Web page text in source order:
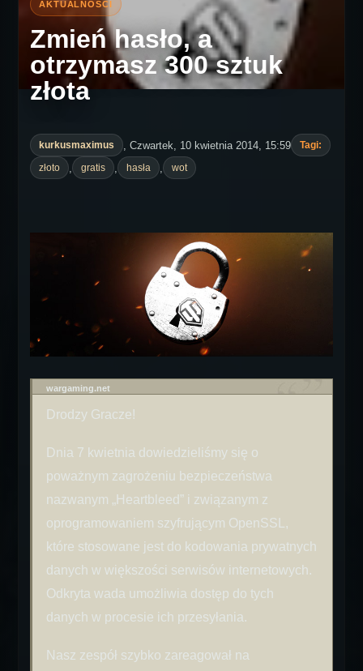
Zmień hasło, a
otrzymasz 300 sztuk
złota
kurkusmaximus , Czwartek, 10 kwietnia 2014, 15:59
Tagi:
złoto
gratis hasła wot
wargaming.net
Drodzy Gracze!
Dnia 7 kwietnia dowiedzieliśmy się o
poważnym zagrożeniu bezpieczeństwa
nazwanym „Heartbleed” i związanym z
oprogramowaniem szyfrującym OpenSSL,
które stosowane jest do kodowania prywatnych
danych w większości serwisów internetowych.
Odkryta wada umożliwia dostęp do tych
danych w procesie ich przesyłania.
Nasz zespół szybko zareagował na